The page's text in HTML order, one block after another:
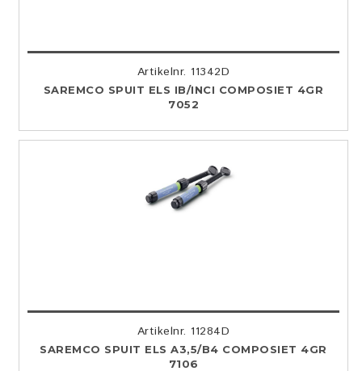
Artikelnr. 11342D
SAREMCO SPUIT ELS IB/INCI COMPOSIET 4GR
7052
Artikelnr. 11284D
SAREMCO SPUIT ELS A3,5/B4 COMPOSIET 4GR
7106